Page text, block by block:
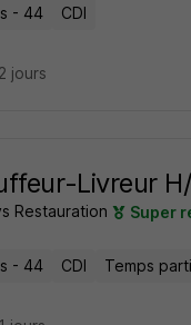
- 44 CDI
jours
Livreur
Restauration Super
- 44 CDI Temps